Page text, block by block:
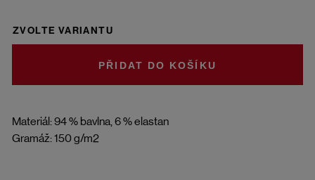
Materiál: 94 % bavlna, 6 % elastan
Gramáž: 150 g/m2
ZVOLTE VARIANTU
DO KOŠÍKU